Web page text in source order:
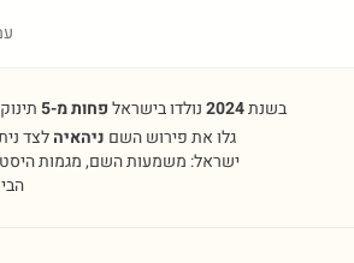
בשנת2024נולדו בישראלפחות מ-5
גלו את פירוש השם ניהאיהלצד
ישראל: משמעות השם, מגמות